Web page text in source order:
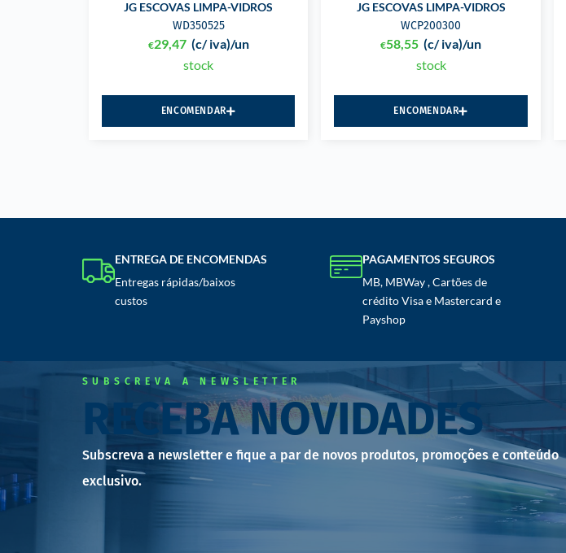
JG ESCOVAS LIMPA-VIDROS
WD350525
€29,47 (c/ iva)/un
stock
ENCOMENDAR
JG ESCOVAS LIMPA-VIDROS
WCP200300
€58,55 (c/ iva)/un
stock
ENCOMENDAR
ENTREGA DE ENCOMENDAS
Entregas rápidas/baixos
custos
PAGAMENTOS SEGUROS
MB, MBWay , Cartões de
crédito Visa e Mastercard e
Payshop
SUBSCREVA A NEWSLETTER
RECEBA NOVIDADES
Subscreva a newsletter e fique a par de novos produtos, promoções e conteúdo
exclusivo.